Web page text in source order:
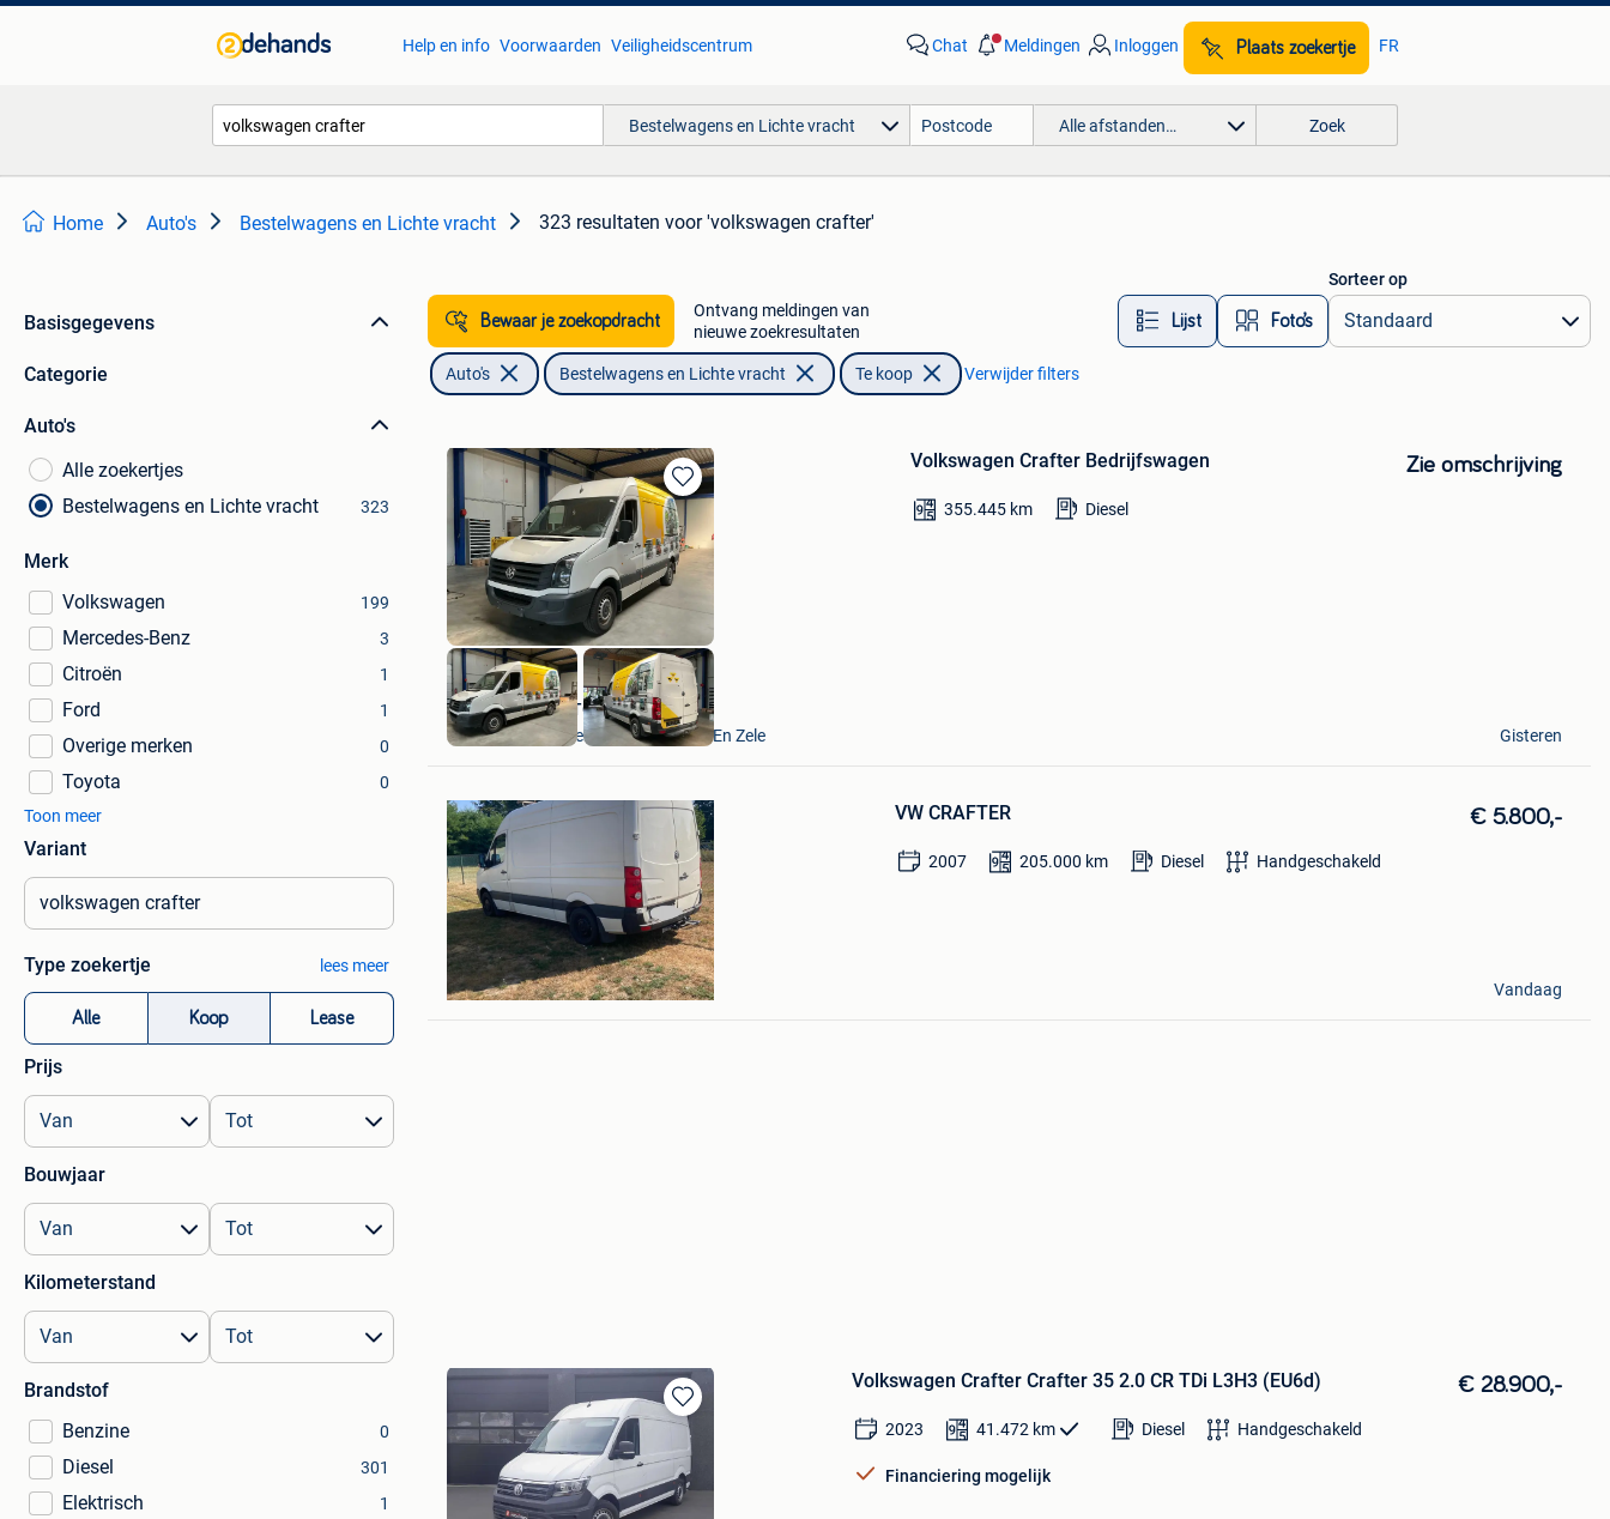
Help en info Voorwaarden Veiligheidscentrum Chat Meldingen Inloggen Plaats zoekertje FR
Bestelwagens en Lichte vracht Alle afstanden… Zoek
Home Auto's Bestelwagens en Lichte vracht 323 resultaten voor 'volkswagen crafter'
Basisgegevens
Categorie
Auto's
Alle zoekertjes
Bestelwagens en Lichte vracht
323
Merk
Volkswagen
199
Mercedes-Benz 3
Citroën 1
Ford 1
Overige merken 0
Toyota
0
Toon meer
Variant
Type zoekertje lees meer
Alle Koop Lease
Prijs
Bouwjaar
Kilometerstand
Brandstof
Benzine
0
Diesel 301
Elektrisch 1
Bewaar je zoekopdracht
Ontvang meldingen van
nieuwe zoekresultaten
Lijst Foto’s
Sorteer op
Auto's Bestelwagens en Lichte vracht Te koop Verwijder filters
Bewaren
in
Mijn
Favorieten
Volkswagen Crafter Bedrijfswagen Zie omschrijving
355.445 km Diesel
VAVATO Auctions
Lokeren+Deel Overmere En Zele
Gisteren
Mijn
Favorieten
VW CRAFTER € 5.800,-
2007 205.000 km Diesel Handgeschakeld
jan
Beverlo
Vandaag
Bewaren
Mijn
Favorieten
Volkswagen Crafter Crafter 35 2.0 CR TDi L3H3 (EU6d) € 28.900,-
2023 41.472 km Diesel Handgeschakeld
Financiering mogelijk